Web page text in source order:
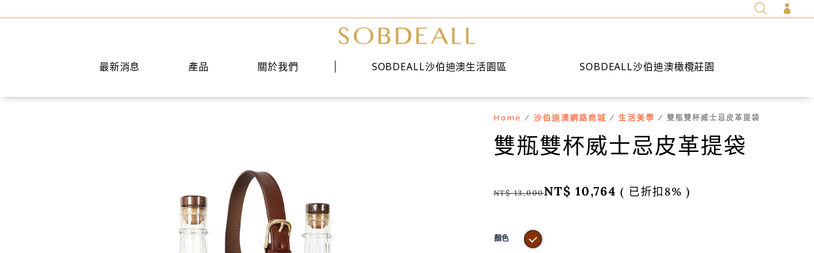

最新消息 產品 關於我們 SOBDEALL沙伯迪澳生活園區 SOBDEALL沙伯迪澳橄欖莊園
Home / 沙伯迪澳網路商城 / 生活美學 / 雙瓶雙杯威士忌皮革提袋
雙瓶雙杯威士忌皮革提袋
NT$13,000NT$ 10,764 ( 已折扣8% )
顏色